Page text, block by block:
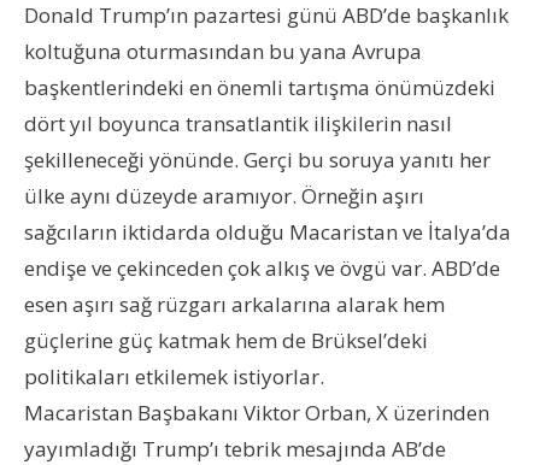
Donald Trump’ın pazartesi günü ABD’de başkanlık
koltuğuna oturmasından bu yana Avrupa
başkentlerindeki en önemli tartışma önümüzdeki
dört yıl boyunca transatlantik ilişkilerin nasıl
şekilleneceği yönünde. Gerçi bu soruya yanıtı her
ülke aynı düzeyde aramıyor. Örneğin aşırı
sağcıların iktidarda olduğu Macaristan ve İtalya’da
endişe ve çekinceden çok alkış ve övgü var. ABD’de
esen aşırı sağ rüzgarı arkalarına alarak hem
güçlerine güç katmak hem de Brüksel’deki
politikaları etkilemek istiyorlar.
Macaristan Başbakanı Viktor Orban, X üzerinden
yayımladığı Trump’ı tebrik mesajında AB’de